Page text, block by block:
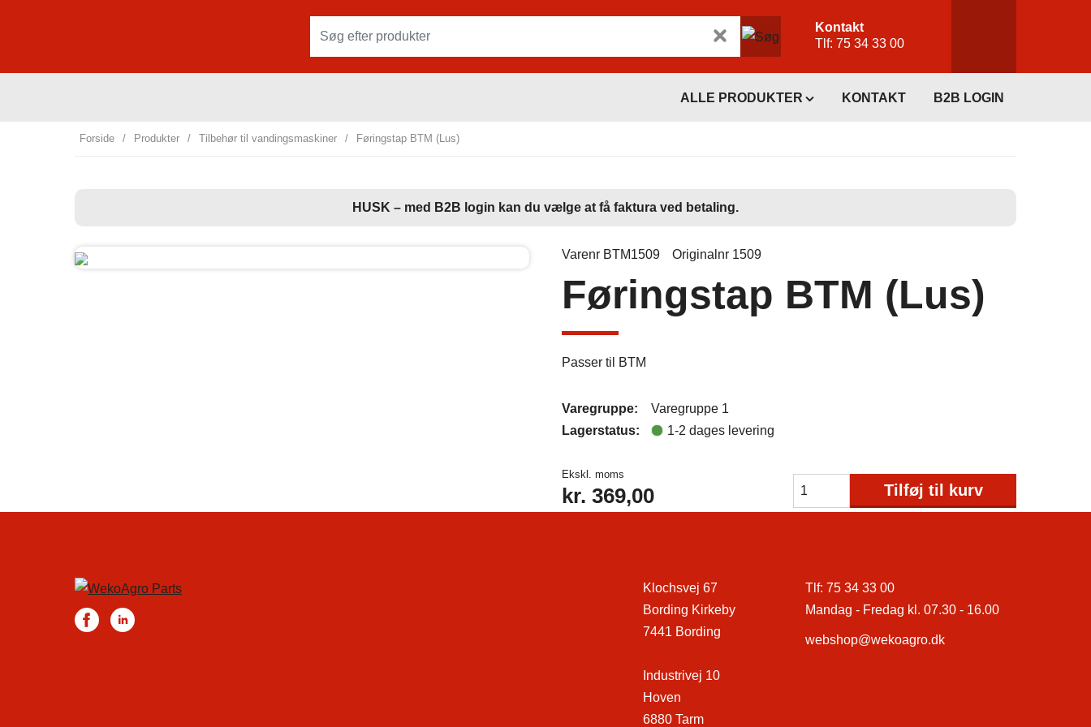
Kontakt
Tlf: 75 34 33 00
ALLE PRODUKTER KONTAKT B2B LOGIN
Forside / Produkter / Tilbehør til vandingsmaskiner / Føringstap BTM (Lus)
HUSK – med B2B login kan du vælge at få faktura ved betaling.
Varenr BTM1509 Originalnr 1509
Føringstap BTM (Lus)
Passer til BTM
Varegruppe:
Varegruppe 1
Lagerstatus:
1-2 dages levering
Ekskl. moms
kr. 369,00 Tilføj til kurv
Klochsvej 67
Bording Kirkeby
7441 Bording
Industrivej 10
Hoven
6880 Tarm
Tlf: 75 34 33 00
Mandag - Fredag kl. 07.30 - 16.00
webshop@wekoagro.dk